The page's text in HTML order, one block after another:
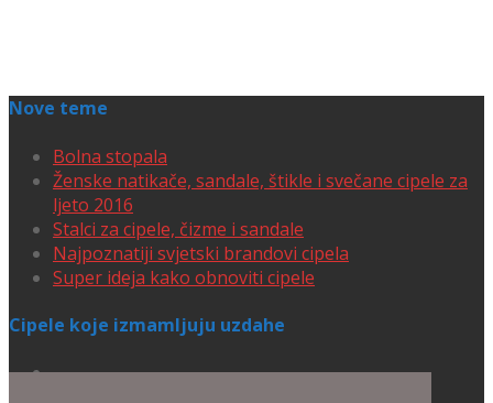
Nove teme
Bolna stopala
Ženske natikače, sandale, štikle i svečane cipele za
ljeto 2016
Stalci za cipele, čizme i sandale
Najpoznatiji svjetski brandovi cipela
Super ideja kako obnoviti cipele
Cipele koje izmamljuju uzdahe